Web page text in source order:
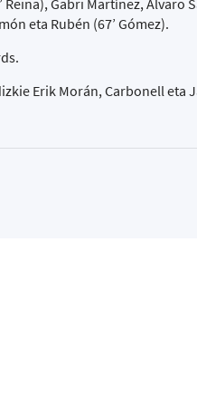
Reina), Gabri Martínez,
eta Rubén (67’ Gómez).
Erik Morán, Carbonell eta